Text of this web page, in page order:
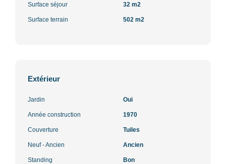
Surface séjour 32 m2
Surface terrain 502 m2
Extérieur
Jardin Oui
Année construction 1970
Couverture Tuiles
Neuf - Ancien Ancien
Standing Bon